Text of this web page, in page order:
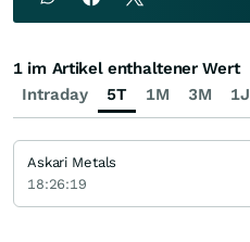
Intraday 5T 1M 3M 1J
1 im Artikel enthaltener Wert
Askari Metals
18:26:19